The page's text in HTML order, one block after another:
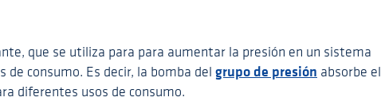
que se utiliza para para aumentar la presión en un sistema
de consumo. Es decir, la bomba del grupo de presión absorbe el
diferentes usos de consumo.